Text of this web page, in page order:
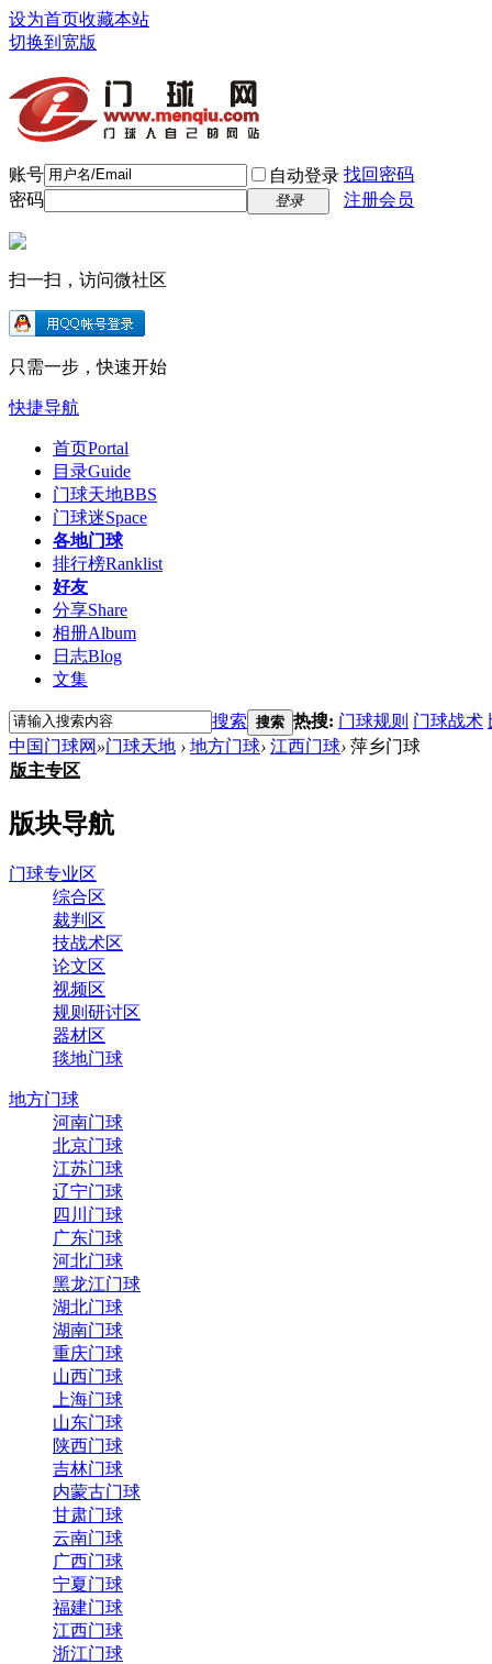
设为首页收藏本站
切换到宽版
账号 自动登录 找回密码
密码
登录 注册会员
扫一扫，访问微社区
只需一步，快速开始
快捷导航
首页Portal
目录Guide
门球天地BBS
门球迷Space
各地门球
排行榜Ranklist
好友
分享Share
相册Album
日志Blog
文集
搜索 搜索 热搜: 门球规则 门球战术
中国门球网 »门球天地 › 地方门球› 江西门球› 萍乡门球
版主专区
版块导航
门球专业区
综合区
裁判区
技战术区
论文区
视频区
规则研讨区
器材区
毯地门球
地方门球
河南门球
北京门球
江苏门球
辽宁门球
四川门球
广东门球
河北门球
黑龙江门球
湖北门球
湖南门球
重庆门球
山西门球
上海门球
山东门球
陕西门球
吉林门球
内蒙古门球
甘肃门球
云南门球
广西门球
宁夏门球
福建门球
江西门球
浙江门球